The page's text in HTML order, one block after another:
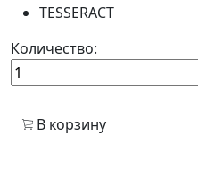
TESSERACT
Количество:
В корзину